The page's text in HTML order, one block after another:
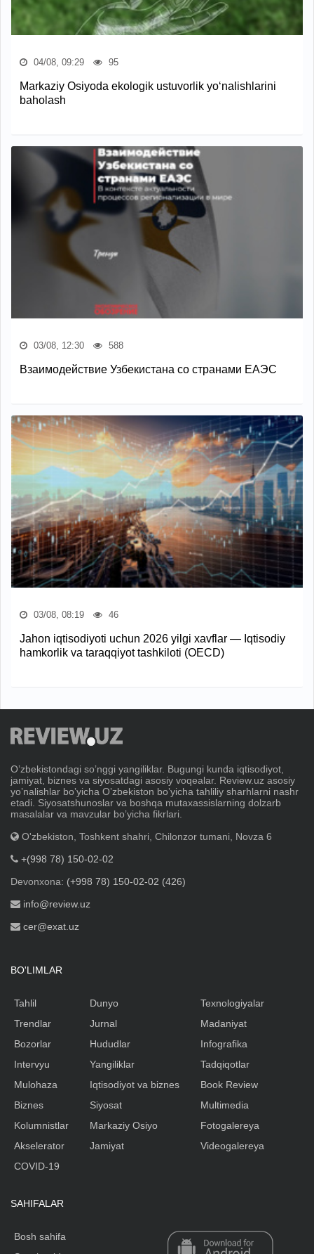
04/08, 09:29 95
Markaziy Osiyoda ekologik ustuvorlik yo‘nalishlarini
baholash
03/08, 12:30 588
Взаимодействие Узбекистана со странами ЕАЭС
03/08, 08:19 46
Jahon iqtisodiyoti uchun 2026 yilgi xavflar — Iqtisodiy
hamkorlik va taraqqiyot tashkiloti (OECD)
Oʼzbekistondagi soʼnggi yangiliklar. Bugungi kunda iqtisodiyot,
jamiyat, biznes va siyosatdagi asosiy voqealar. Review.uz asosiy
yoʼnalishlar boʼyicha Oʼzbekiston boʼyicha tahliliy sharhlarni nashr
etadi. Siyosatshunoslar va boshqa mutaxassislarning dolzarb
masalalar va mavzular boʼyicha fikrlari.
O'zbekiston, Toshkent shahri, Chilonzor tumani, Novza 6
+(998 78) 150-02-02
Devonxona: (+998 78) 150-02-02 (426)
info@review.uz
cer@exat.uz
BO'LIMLAR
Tahlil
Trendlar
Bozorlar
Intervyu
Mulohaza
Biznes
Kolumnistlar
Akselerator
Dunyo
Jurnal
Hududlar
Yangiliklar
Iqtisodiyot va biznes
Siyosat
Markaziy Osiyo
Jamiyat
Texnologiyalar
Madaniyat
Infografika
Tadqiqotlar
Book Review
Multimedia
Fotogalereya
Videogalereya
COVID-19
SAHIFALAR
Bosh sahifa